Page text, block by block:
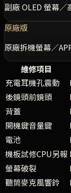
副廠 OLED 螢幕
原廠版
原廠拆機螢幕／
維修項目
充電耳機孔震動
後鏡頭前鏡頭
背蓋
開機鍵音量鍵
電池
機板試修CPU另報
螢幕破裂
聽筒麥克風響鈴